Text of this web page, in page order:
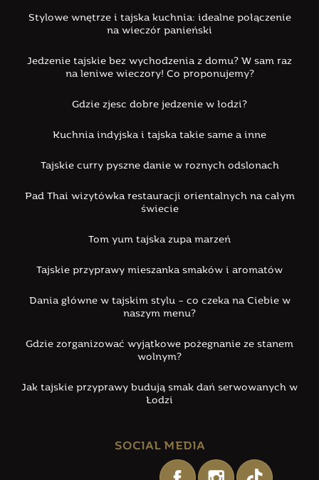
Stylowe wnętrze i tajska kuchnia: idealne połączenie
na wieczór panieński
Jedzenie tajskie bez wychodzenia z domu? W sam raz
na leniwe wieczory! Co proponujemy?
Gdzie zjesc dobre jedzenie w łodzi?
Kuchnia indyjska i tajska takie same a inne
Tajskie curry pyszne danie w roznych odslonach
Pad Thai wizytówka restauracji orientalnych na całym
świecie
Tom yum tajska zupa marzeń
Tajskie przyprawy mieszanka smaków i aromatów
Dania główne w tajskim stylu – co czeka na Ciebie w
naszym menu?
Gdzie zorganizować wyjątkowe pożegnanie ze stanem
wolnym?
Jak tajskie przyprawy budują smak dań serwowanych w
Łodzi
SOCIAL MEDIA